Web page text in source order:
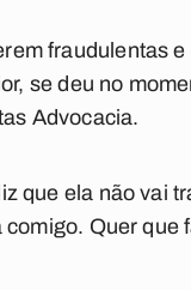
fraudulentas
se deu no
Advocacia.
que ela não vai
Quer que